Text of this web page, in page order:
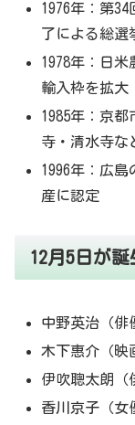
1976年：第
了による総選
1978年：日
輸入枠を拡大
1985年：京
寺・清水寺な
1996年：広
産に認定
12月5日が
中野英治（俳
木下惠介（映
伊吹聰太朗（
香川京子（女